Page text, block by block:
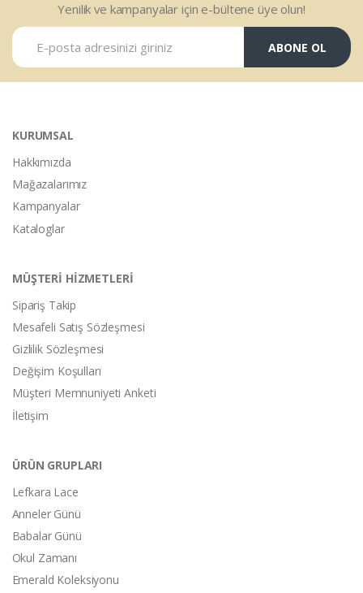
Yenilik ve kampanyalar için e-bültene üye olun!
ABONE OL
KURUMSAL
Hakkımızda
Mağazalarımız
Kampanyalar
Kataloglar
MÜŞTERİ HİZMETLERİ
Sipariş Takip
Mesafeli Satış Sözleşmesi
Gizlilik Sözleşmesi
Değişim Koşulları
Müşteri Memnuniyeti Anketi
İletişim
ÜRÜN GRUPLARI
Lefkara Lace
Anneler Günü
Babalar Günü
Okul Zamanı
Emerald Koleksiyonu